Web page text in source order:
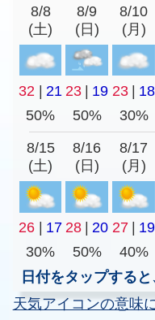
8/8
(土)
8/9
(日)
8/10
(月)
32 21 23 19 23 18
50%
50% 30%
8/15
(土)
8/16
(日)
8/17
(月)
26 17 28 20 27 19
30%
50% 40%
日付をタップする
天気アイコンの意味